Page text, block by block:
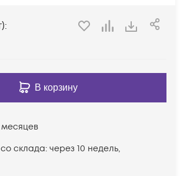
В корзину
месяцев
склада: через 10 недель,